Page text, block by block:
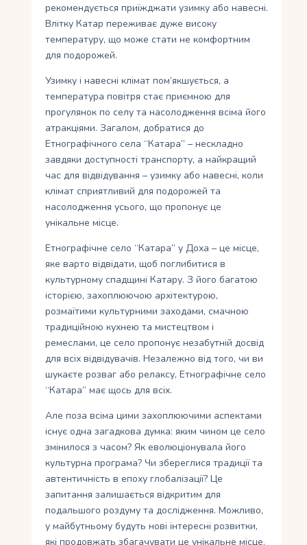
рекомендується приїжджати узимку або навесні.
Влітку Катар переживає дуже високу
температуру, що може стати не комфортним
для подорожей.
Узимку і навесні клімат пом’якшується, а
температура повітря стає приємною для
прогулянок по селу та насолодження всіма його
атракціями. Загалом, добратися до
Етнографічного села “Катара” – нескладно
завдяки доступності транспорту, а найкращий
час для відвідування – узимку або навесні, коли
клімат сприятливий для подорожей та
насолодження усього, що пропонує це
унікальне місце.
Етнографічне село “Катара” у Доха – це місце,
яке варто відвідати, щоб поглибитися в
культурному спадщині Катару. З його багатою
історією, захоплюючою архітектурою,
розмаїтими культурними заходами, смачною
традиційною кухнею та мистецтвом і
ремеслами, це село пропонує незабутній досвід
для всіх відвідувачів. Незалежно від того, чи ви
шукаєте розваг або релаксу, Етнографічне село
“Катара” має щось для всіх.
Але поза всіма цими захоплюючими аспектами
існує одна загадкова думка: яким чином це село
змінилося з часом? Як еволюціонувала його
культурна програма? Чи збереглися традиції та
автентичність в епоху глобалізації? Це
запитання залишається відкритим для
подальшого роздуму та дослідження. Можливо,
у майбутньому будуть нові інтересні розвитки,
які продовжать збагачувати це унікальне місце.